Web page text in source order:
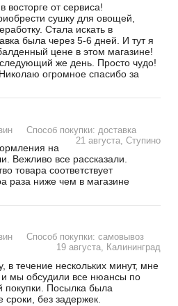
восторге от сервиса!
сушку для овощей,
Стала искать в
была через 5-6 дней. И тут я
цене в этом магазине!
же день. Просто чудо!
огромное спасибо за
Способ покупки: доставка
21 августа, Ступино
на
Вежливо все рассказали.
товара соответствует
раза ниже чем в магазине
Способ покупки: самовывоз
19 августа, Калининград
в течение нескольких минут, мне
и мы обсудили все нюансы по
покупки. Посылка была
сроки, без задержек.